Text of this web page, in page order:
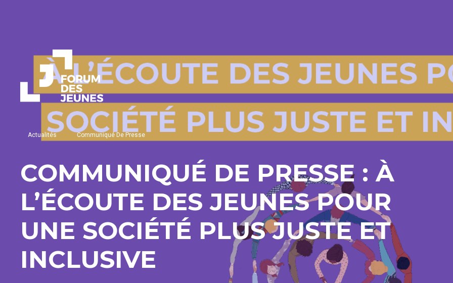
Actualités Communiqué De Presse
COMMUNIQUÉ DE PRESSE : À
L’ÉCOUTE DES JEUNES POUR
UNE SOCIÉTÉ PLUS JUSTE ET
INCLUSIVE